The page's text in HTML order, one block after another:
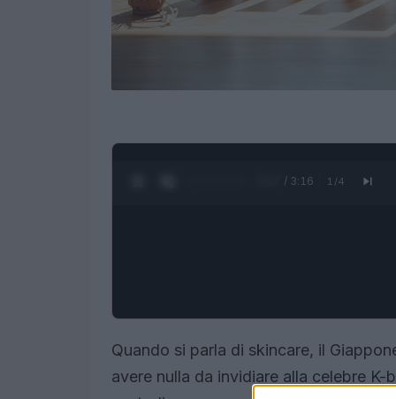
0:28 / 3:16 1 /4
Quando si parla di skincare, il
avere nulla da invidiare alla celebre